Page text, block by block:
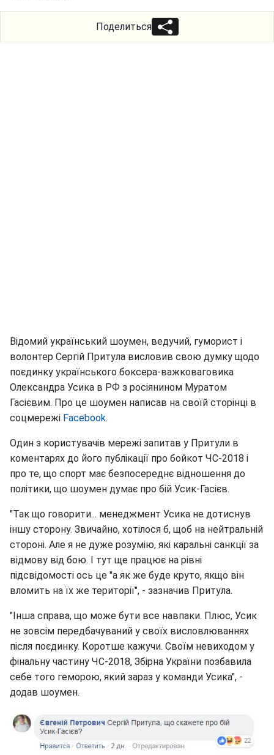
Поделиться
Відомий український шоумен, ведучий, гуморист і
волонтер Сергій Притула висловив свою думку щодо
поєдинку українського боксера-важковаговика
Олександра Усика в РФ з росіянином Муратом
Гасієвим. Про це шоумен написав на своїй сторінці в
соцмережі Facebook.
Один з користувачів мережі запитав у Притули в
коментарях до його публікації про бойкот ЧС-2018 і
про те, що спорт має безпосереднє відношення до
політики, що шоумен думає про бій Усик-Гасієв.
"Так що говорити... менеджмент Усика не дотиснув
іншу сторону. Звичайно, хотілося б, щоб на нейтральній
стороні. Але я не дуже розумію, які каральні санкції за
відмову від бою. І тут ще працює на рівні
підсвідомості ось це "а як же буде круто, якщо він
вломить на їх же території", - зазначив Притула.
"Інша справа, що може бути все навпаки. Плюс, Усик
не зовсім передбачуваний у своїх висловлюваннях
після поєдинку. Коротше кажучи. Своїм невиходом у
фінальну частину ЧС-2018, Збірна України позбавила
себе того геморою, який зараз у команди Усика", -
додав шоумен.